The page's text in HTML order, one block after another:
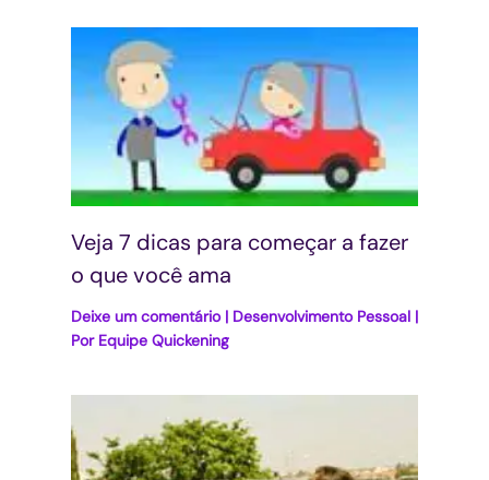
Veja 7 dicas para começar a fazer
o que você ama
Deixe um comentário | Desenvolvimento Pessoal |
Por Equipe Quickening